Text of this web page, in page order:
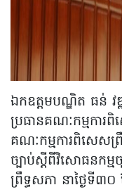
ឯកឧត្តមបណ្ឌិត ធន់ វ
ប្រធានគណៈកម្មកា
គណៈកម្មការពិសេសព្រឹ
ច្បាប់ស្តីពីវិសោធនកម្
ព្រឹទ្ធសភា នាថ្ងៃទី៣